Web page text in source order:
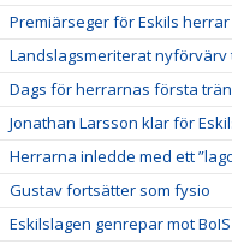
Premiärseger för Eskils herrar
Landslagsmeriterat nyförvärv
Dags för herrarnas första
Jonathan Larsson klar för
Herrarna inledde med ett
Gustav fortsätter som fysio
Eskilslagen genrepar mot